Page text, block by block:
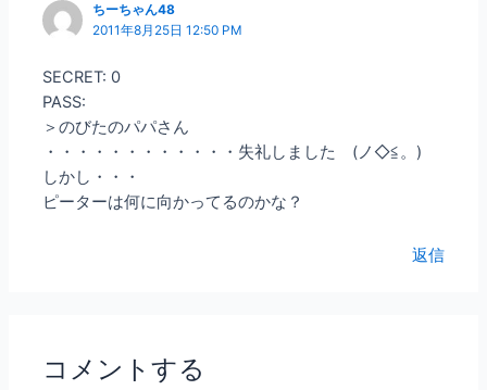
ちーちゃん48
2011年8月25日 12:50 PM
SECRET: 0
PASS:
＞のびたのパパさん
・・・・・・・・・・・・失礼しました (ノ◇≦。)
しかし・・・
ピーターは何に向かってるのかな？
返信
コメントする